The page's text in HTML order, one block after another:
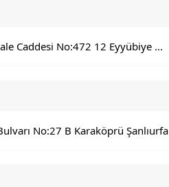
Caddesi No:472 12 Eyyübiye ...
No:27 B Karaköprü Şanlıurfa